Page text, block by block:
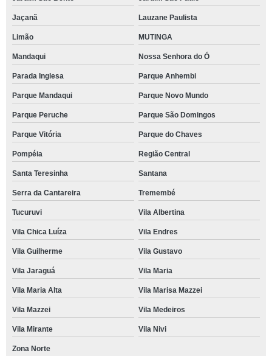
Jaçanã Lauzane Paulista
Limão MUTINGA
Mandaqui Nossa Senhora do Ó
Parada Inglesa Parque Anhembi
Parque Mandaqui Parque Novo Mundo
Parque Peruche Parque São Domingos
Parque Vitória Parque do Chaves
Pompéia Região Central
Santa Teresinha Santana
Serra da Cantareira Tremembé
Tucuruvi Vila Albertina
Vila Chica Luíza Vila Endres
Vila Guilherme Vila Gustavo
Vila Jaraguá Vila Maria
Vila Maria Alta Vila Marisa Mazzei
Vila Mazzei Vila Medeiros
Vila Mirante Vila Nivi
Zona Norte